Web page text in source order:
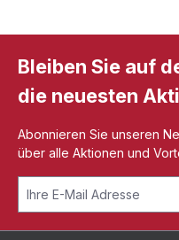
Bleiben Sie auf
die neuesten
Abonnieren Sie unseren
über alle Aktionen und